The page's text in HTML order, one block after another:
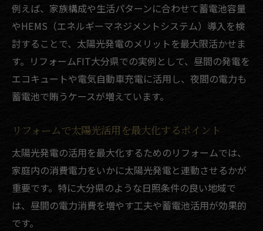
例えば、家族構成や生活パターンに合わせて蓄電池容量
やHEMS（エネルギーマネジメントシステム）導入を検
討することで、太陽光発電のメリットを最大限活かせま
す。リフォームFIT大分県での実例として、昼間の発電を
エコキュートや電気自動車充電に活用し、夜間の電力も
蓄電池で賄うケースが増えています。
リフォームで太陽光活用を最大化するポイント
太陽光発電の活用を最大化するためのリフォームでは、
家庭内の消費電力をいかに太陽光発電と連動させるかが
重要です。特に大分県のような日照条件の良い地域で
は、昼間の電力消費を増やす工夫や蓄電池活用が効果的
です。